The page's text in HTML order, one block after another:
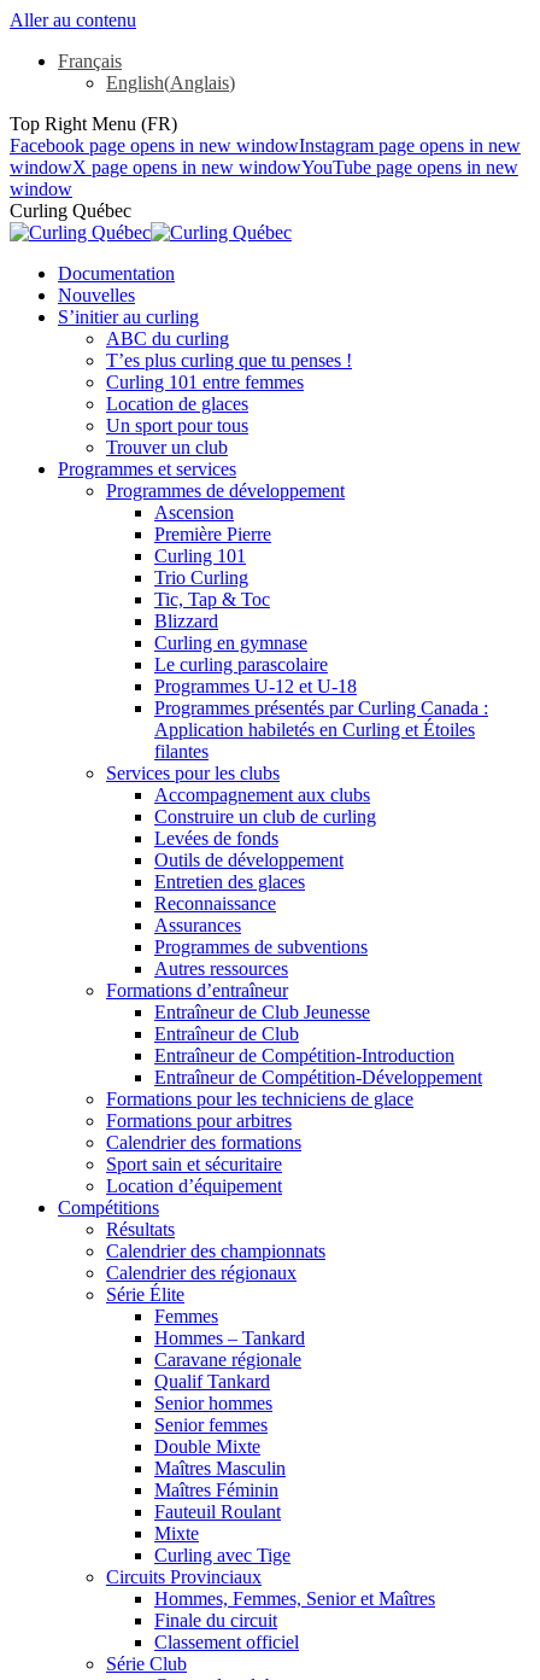
Aller au contenu
Français
English(Anglais)
Top Right Menu (FR)
Facebook page opens in new windowInstagram page opens in new
windowX page opens in new windowYouTube page opens in new
window
Curling Québec
Documentation
Nouvelles
S’initier au curling
ABC du curling
T’es plus curling que tu penses !
Curling 101 entre femmes
Location de glaces
Un sport pour tous
Trouver un club
Programmes et services
Programmes de développement
Ascension
Première Pierre
Curling 101
Trio Curling
Tic, Tap & Toc
Blizzard
Curling en gymnase
Le curling parascolaire
Programmes U-12 et U-18
Programmes présentés par Curling Canada :
Application habiletés en Curling et Étoiles
filantes
Services pour les clubs
Accompagnement aux clubs
Construire un club de curling
Levées de fonds
Outils de développement
Entretien des glaces
Reconnaissance
Assurances
Programmes de subventions
Autres ressources
Formations d’entraîneur
Entraîneur de Club Jeunesse
Entraîneur de Club
Entraîneur de Compétition-Introduction
Entraîneur de Compétition-Développement
Formations pour les techniciens de glace
Formations pour arbitres
Calendrier des formations
Sport sain et sécuritaire
Location d’équipement
Compétitions
Résultats
Calendrier des championnats
Calendrier des régionaux
Série Élite
Femmes
Hommes – Tankard
Caravane régionale
Qualif Tankard
Senior hommes
Senior femmes
Double Mixte
Maîtres Masculin
Maîtres Féminin
Fauteuil Roulant
Mixte
Curling avec Tige
Circuits Provinciaux
Hommes, Femmes, Senior et Maîtres
Finale du circuit
Classement officiel
Série Club